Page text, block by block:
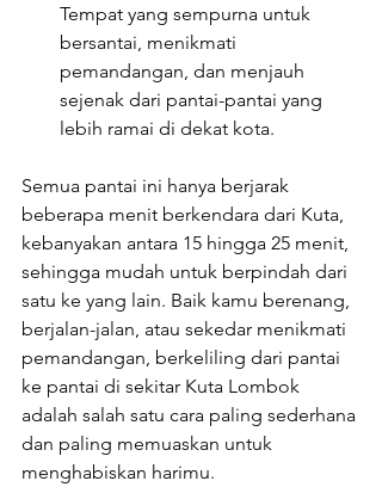
Tempat yang sempurna untuk
bersantai, menikmati
pemandangan, dan menjauh
sejenak dari pantai-pantai yang
lebih ramai di dekat kota.
Semua pantai ini hanya berjarak
beberapa menit berkendara dari Kuta,
kebanyakan antara 15 hingga 25 menit,
sehingga mudah untuk berpindah dari
satu ke yang lain. Baik kamu berenang,
berjalan-jalan, atau sekedar menikmati
pemandangan, berkeliling dari pantai
ke pantai di sekitar Kuta Lombok
adalah salah satu cara paling sederhana
dan paling memuaskan untuk
menghabiskan harimu.